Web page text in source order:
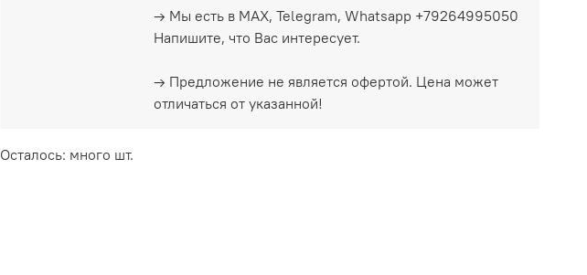
→ Мы есть в MAX, Telegram, Whatsapp +79264995050
Напишите, что Вас интересует.
→ Предложение не является офертой. Цена может
отличаться от указанной!
Осталось: много шт.